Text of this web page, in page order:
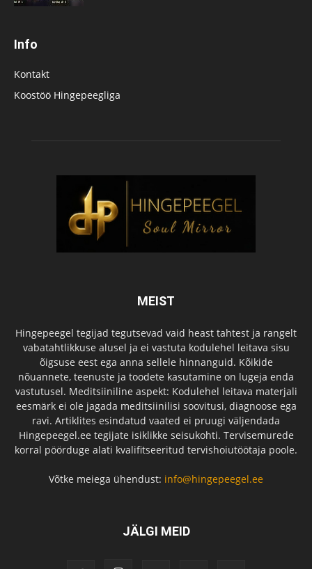
Info
Kontakt
Koostöö Hingepeegliga
MEIST
Hingepeegel tegijad tegutsevad vaid heast tahtest ja rangelt
vabatahtlikkuse alusel ja ei vastuta kodulehel leitava sisu
õigsuse eest ega anna sellele hinnanguid. Kõikide
nõuannete, teenuste ja toodete kasutamine on lugeja enda
vastutusel. Meditsiiniline aspekt: Kodulehel leitava materjali
eesmärk ei ole jagada meditsiinilisi soovitusi, diagnoose ega
ravi. Artiklites esindatud vaated ei pruugi väljendada
Hingepeegel.ee tegijate isiklikke seisukohti. Tervisemurede
korral pöörduge alati kvalifitseeritud tervishoiutöötaja poole.
Võtke meiega ühendust: info@hingepeegel.ee
JÄLGI MEID